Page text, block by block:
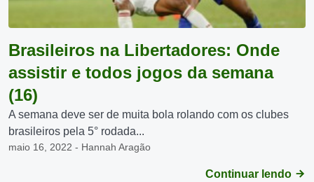
Brasileiros na Libertadores: Onde
assistir e todos jogos da semana
(16)
A semana deve ser de muita bola rolando com os clubes
brasileiros pela 5° rodada...
maio 16, 2022 - Hannah Aragão
Continuar lendo